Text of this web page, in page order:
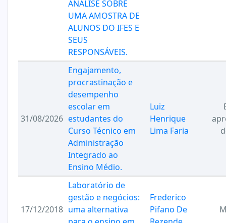
ANÁLISE SOBRE
UMA AMOSTRA DE
ALUNOS DO IFES E
SEUS
RESPONSÁVEIS.
31/08/2026
Engajamento,
procrastinação e
desempenho
escolar em
estudantes do
Curso Técnico em
Administração
Integrado ao
Ensino Médio.
Luiz
Henrique
Lima Faria
17/12/2018
Laboratório de
gestão e negócios:
uma alternativa
Frederico
Pifano De